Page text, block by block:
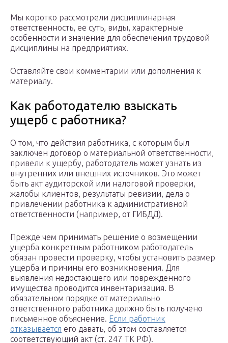
Мы коротко рассмотрели дисциплинарная
ответственность, ее суть, виды, характерные
особенности и значение для обеспечения трудовой
дисциплины на предприятиях.
Оставляйте свои комментарии или дополнения к
материалу.
Как работодателю взыскать
ущерб с работника?
О том, что действия работника, с которым был
заключен договор о материальной ответственности,
привели к ущербу, работодатель может узнать из
внутренних или внешних источников. Это может
быть акт аудиторской или налоговой проверки,
жалобы клиентов, результаты ревизии, дела о
привлечении работника к административной
ответственности (например, от ГИБДД).
Прежде чем принимать решение о возмещении
ущерба конкретным работником работодатель
обязан провести проверку, чтобы установить размер
ущерба и причины его возникновения. Для
выявления недостающего или поврежденного
имущества проводится инвентаризация. В
обязательном порядке от материально
ответственного работника должно быть получено
письменное объяснение. Если работник
отказывается его давать, об этом составляется
соответствующий акт (ст. 247 ТК РФ).